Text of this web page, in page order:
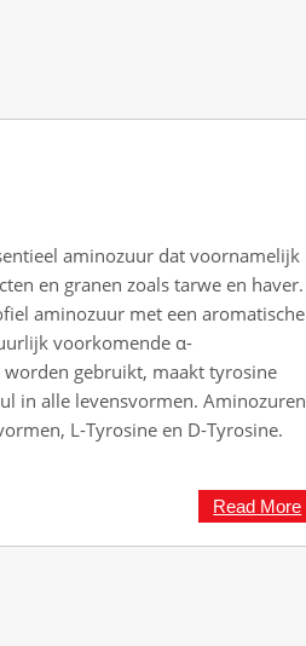
aminozuur dat voornamelijk
en granen zoals tarwe en haver.
aminozuur met een aromatische
voorkomende α-
gebruikt, maakt tyrosine
in alle levensvormen. Aminozuren
L-Tyrosine en D-Tyrosine.
Read More